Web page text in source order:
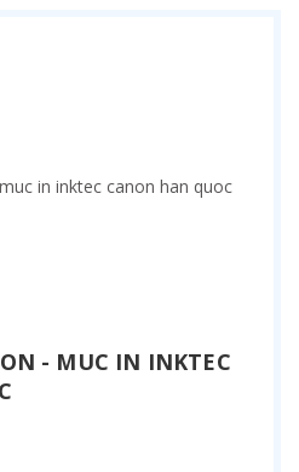
- MUC IN INKTEC